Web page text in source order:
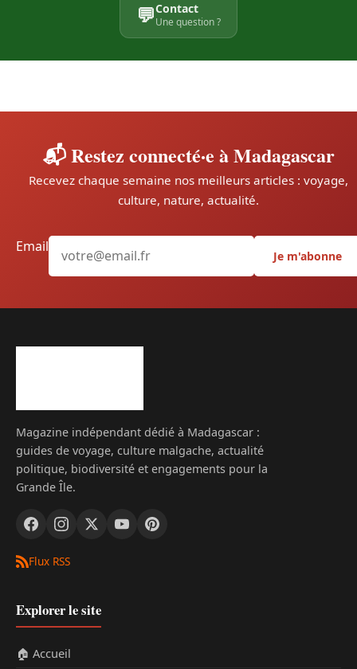
💬Contact
Une question ?
📬 Restez connecté·e à Madagascar
Recevez chaque semaine nos meilleurs articles : voyage,
culture, nature, actualité.
Email
Je m'abonne
Magazine indépendant dédié à Madagascar :
guides de voyage, culture malgache, actualité
politique, biodiversité et engagements pour la
Grande Île.
Flux RSS
Explorer le site
🏠 Accueil